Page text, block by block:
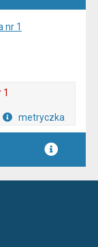
nr 1
metryczka